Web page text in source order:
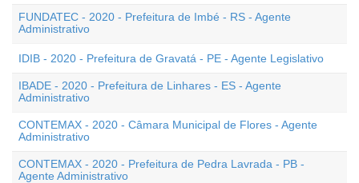
FUNDATEC - 2020 - Prefeitura de Imbé - RS - Agente
Administrativo
IDIB - 2020 - Prefeitura de Gravatá - PE - Agente Legislativo
IBADE - 2020 - Prefeitura de Linhares - ES - Agente
Administrativo
CONTEMAX - 2020 - Câmara Municipal de Flores - Agente
Administrativo
CONTEMAX - 2020 - Prefeitura de Pedra Lavrada - PB -
Agente Administrativo